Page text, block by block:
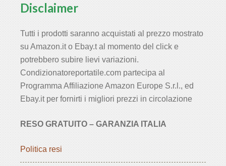
Disclaimer
Tutti i prodotti saranno acquistati al prezzo mostrato
su Amazon.it o Ebay.t al momento del click e
potrebbero subire lievi variazioni.
Condizionatoreportatile.com partecipa al
Programma Affiliazione Amazon Europe S.r.l., ed
Ebay.it per fornirti i migliori prezzi in circolazione
RESO GRATUITO – GARANZIA ITALIA
Politica resi